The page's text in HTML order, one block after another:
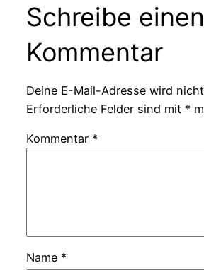
Schreibe einen
Kommentar
Deine E-Mail-Adresse wird
Erforderliche Felder sind mit *
Kommentar *
Name *